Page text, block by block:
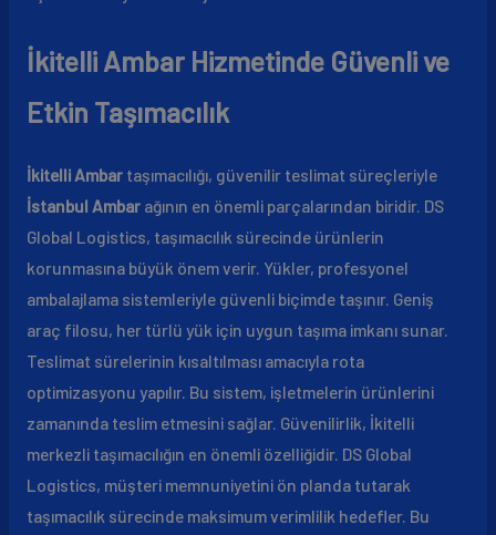
İkitelli Ambar Hizmetinde Güvenli ve
Etkin Taşımacılık
İkitelli Ambartaşımacılığı, güvenilir teslimat süreçleriyle
İstanbul Ambarağının en önemli parçalarından biridir. DS
Global Logistics, taşımacılık sürecinde ürünlerin
korunmasına büyük önem verir. Yükler, profesyonel
ambalajlama sistemleriyle güvenli biçimde taşınır. Geniş
araç filosu, her türlü yük için uygun taşıma imkanı sunar.
Teslimat sürelerinin kısaltılması amacıyla rota
optimizasyonu yapılır. Bu sistem, işletmelerin ürünlerini
zamanında teslim etmesini sağlar. Güvenilirlik, İkitelli
merkezli taşımacılığın en önemli özelliğidir. DS Global
Logistics, müşteri memnuniyetini ön planda tutarak
taşımacılık sürecinde maksimum verimlilik hedefler. Bu